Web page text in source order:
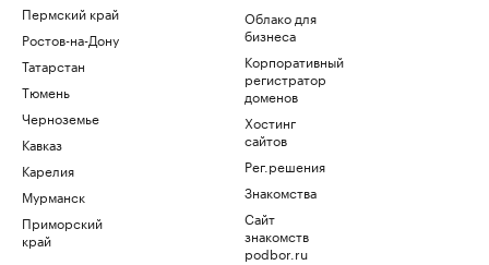
Пермский край
Ростов-на-Дону
Татарстан
Тюмень
Черноземье
Кавказ
Карелия
Мурманск
Приморский
край
Облако для
бизнеса
Корпоративный
регистратор
доменов
Хостинг
сайтов
Рег.решения
Знакомства
Сайт
знакомств
podbor.ru